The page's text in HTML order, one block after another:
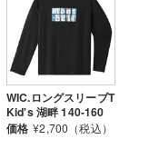
WIC.ロングスリーブT
Kid's 湖畔 140-160
価格 ¥2,700（税込）